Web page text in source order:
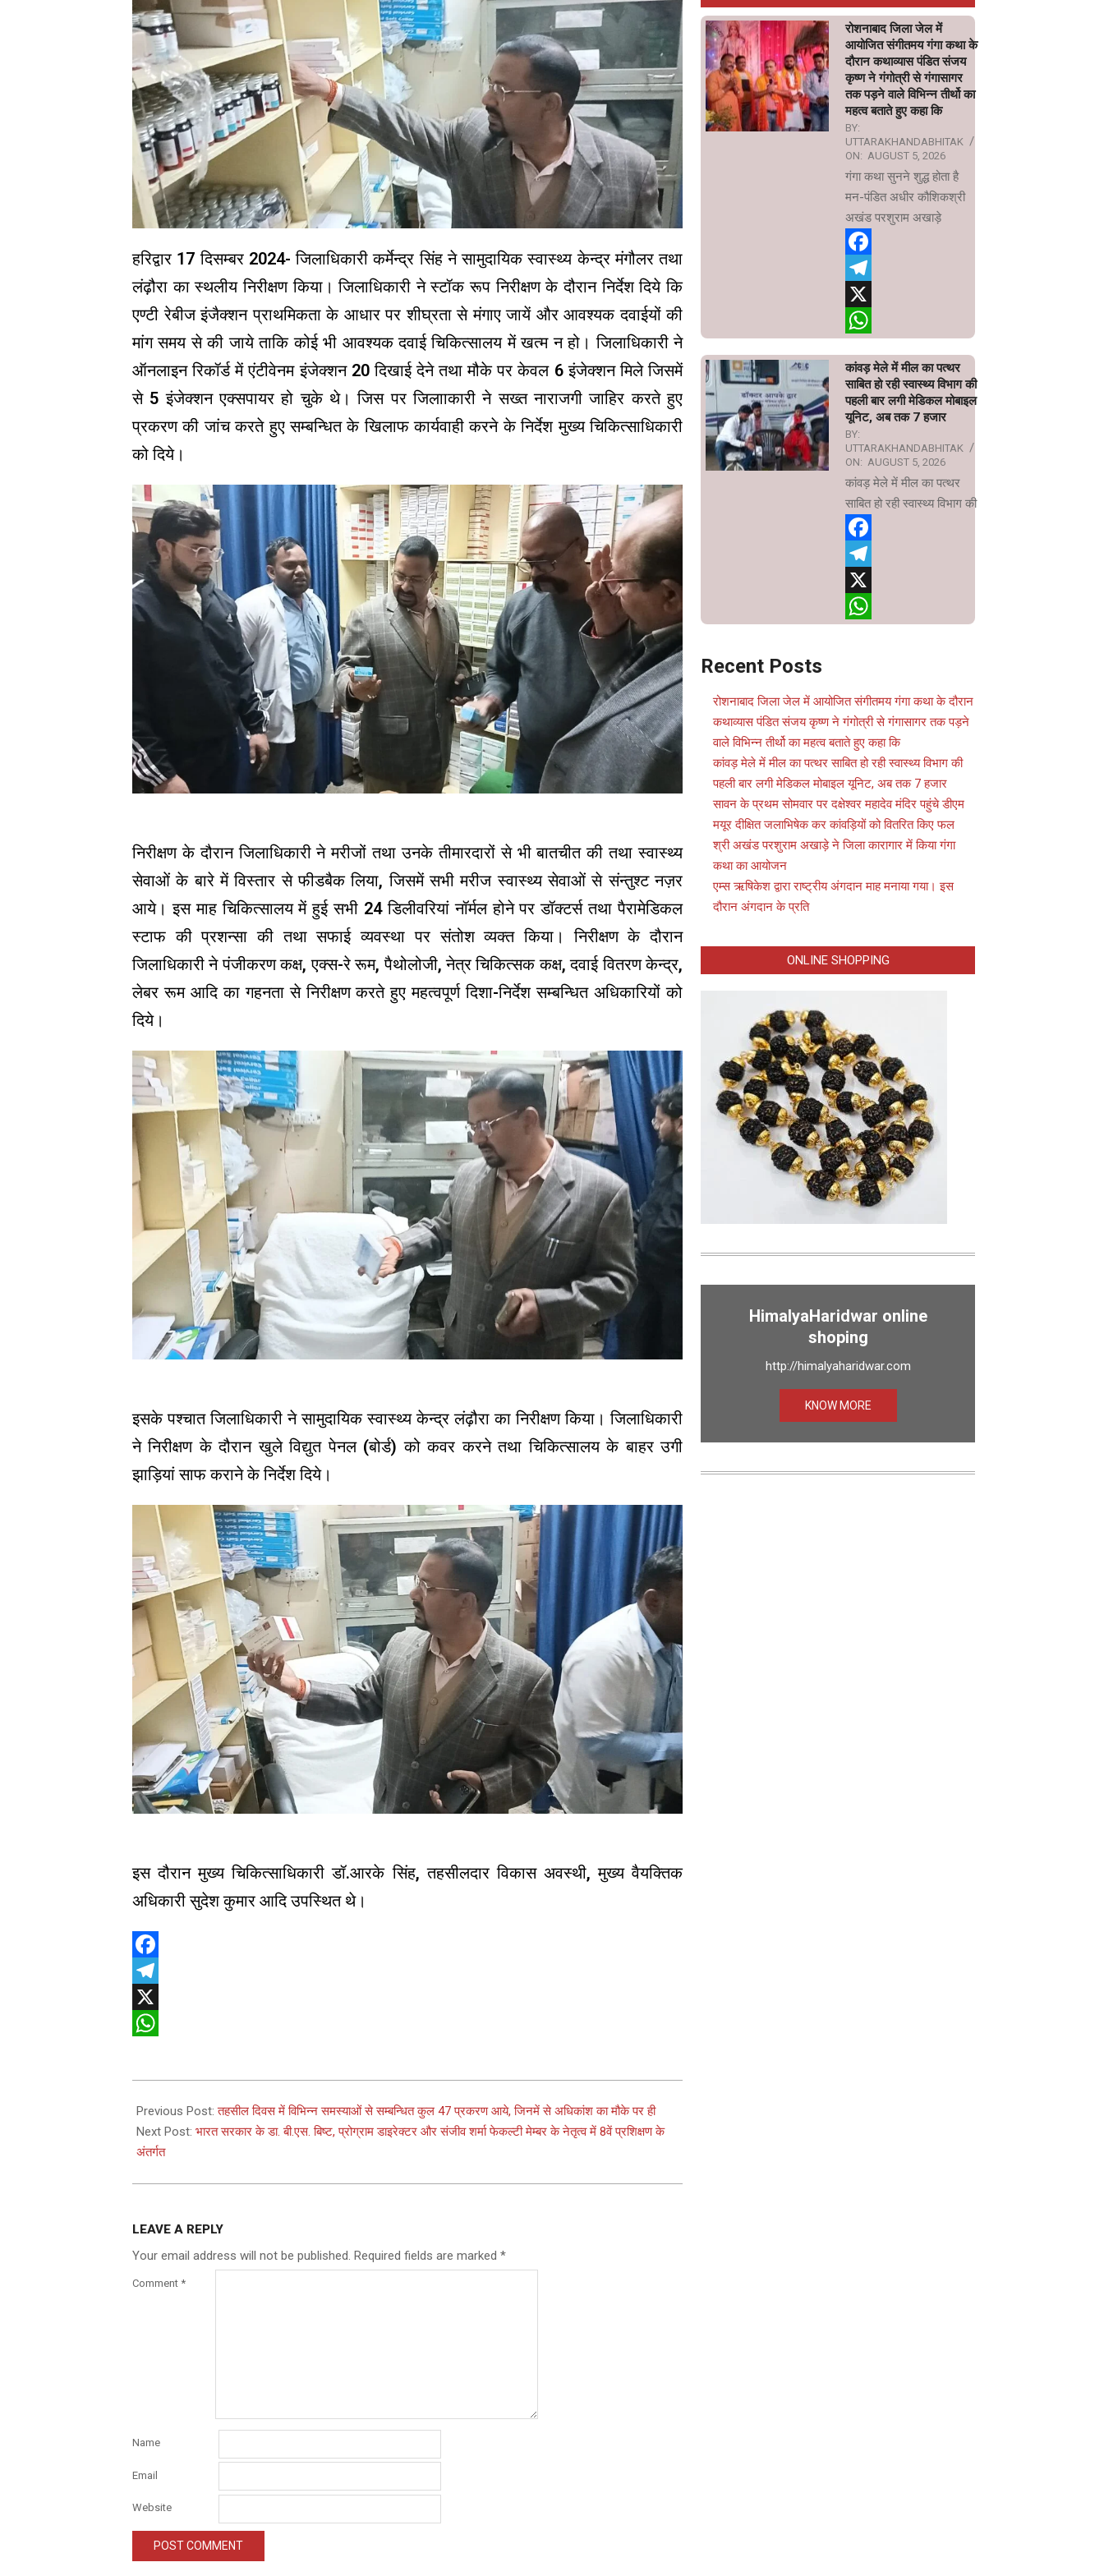
हरिद्वार 17 दिसम्बर 2024- जिलाधिकारी कर्मेन्द्र सिंह ने सामुदायिक स्वास्थ्य केन्द्र मंगौलर तथा
लंढ़ौरा का स्थलीय निरीक्षण किया। जिलाधिकारी ने स्टॉक रूप निरीक्षण के दौरान निर्देश दिये कि
एण्टी रेबीज इंजैक्शन प्राथमिकता के आधार पर शीघ्रता से मंगाए जायें और आवश्यक दवाईयों की
मांग समय से की जाये ताकि कोई भी आवश्यक दवाई चिकित्सालय में खत्म न हो। जिलाधिकारी ने
ऑनलाइन रिकॉर्ड में एंटीवेनम इंजेक्शन 20 दिखाई देने तथा मौके पर केवल 6 इंजेक्शन मिले जिसमें
से 5 इंजेक्शन एक्सपायर हो चुके थे। जिस पर जिलााकारी ने सख्त नाराजगी जाहिर करते हुए
प्रकरण की जांच करते हुए सम्बन्धित के खिलाफ कार्यवाही करने के निर्देश मुख्य चिकित्साधिकारी
को दिये।
निरीक्षण के दौरान जिलाधिकारी ने मरीजों तथा उनके तीमारदारों से भी बातचीत की तथा स्वास्थ्य
सेवाओं के बारे में विस्तार से फीडबैक लिया, जिसमें सभी मरीज स्वास्थ्य सेवाओं से संन्तुश्ट नज़र
आये। इस माह चिकित्सालय में हुई सभी 24 डिलीवरियां नॉर्मल होने पर डॉक्टर्स तथा पैरामेडिकल
स्टाफ की प्रशन्सा की तथा सफाई व्यवस्था पर संतोश व्यक्त किया। निरीक्षण के दौरान
जिलाधिकारी ने पंजीकरण कक्ष, एक्स-रे रूम, पैथोलोजी, नेत्र चिकित्सक कक्ष, दवाई वितरण केन्द्र,
लेबर रूम आदि का गहनता से निरीक्षण करते हुए महत्वपूर्ण दिशा-निर्देश सम्बन्धित अधिकारियों को
दिये।
इसके पश्चात जिलाधिकारी ने सामुदायिक स्वास्थ्य केन्द्र लंढ़ौरा का निरीक्षण किया। जिलाधिकारी
ने निरीक्षण के दौरान खुले विद्युत पेनल (बोर्ड) को कवर करने तथा चिकित्सालय के बाहर उगी
झाड़ियां साफ कराने के निर्देश दिये।
इस दौरान मुख्य चिकित्साधिकारी डॉ.आरके सिंह, तहसीलदार विकास अवस्थी, मुख्य वैयक्तिक
अधिकारी सुदेश कुमार आदि उपस्थित थे।
Facebook
Telegram
X
12-
17
Previous Post:तहसील दिवस में विभिन्न समस्याओं से सम्बन्धित कुल 47 प्रकरण आये, जिनमें से अधिकांश का मौके पर ही
Next Post: भारत सरकार के डा. बी.एस. बिष्ट, प्रोग्राम डाइरेक्टर और संजीव शर्मा फेकल्टी मेम्बर के नेतृत्व में 8वें प्रशिक्षण के
अंतर्गत
LEAVE A REPLY
Your email address will not be published. Required fields are marked *
Comment *
Name
Email
Website
रोशनाबाद जिला जेल में
आयोजित संगीतमय गंगा कथा के
दौरान कथाव्यास पंडित संजय
कृष्ण ने गंगोत्री से गंगासागर
तक पड़ने वाले विभिन्न तीर्थो का
महत्व बताते हुए कहा कि
BY:
UTTARAKHANDABHITAK
ON: AUGUST 5, 2026
गंगा कथा सुनने शुद्ध होता है
मन-पंडित अधीर कौशिकश्री
अखंड परशुराम अखाड़े
Facebook
Telegram
X
कांवड़ मेले में मील का पत्थर
साबित हो रही स्वास्थ्य विभाग की
पहली बार लगी मेडिकल मोबाइल
यूनिट, अब तक 7 हजार
BY:
UTTARAKHANDABHITAK
ON: AUGUST 5, 2026
कांवड़ मेले में मील का पत्थर
साबित हो रही स्वास्थ्य विभाग की
Facebook
Telegram
X
Recent Posts
रोशनाबाद जिला जेल में आयोजित संगीतमय गंगा कथा के दौरान
कथाव्यास पंडित संजय कृष्ण ने गंगोत्री से गंगासागर तक पड़ने
वाले विभिन्न तीर्थो का महत्व बताते हुए कहा कि
कांवड़ मेले में मील का पत्थर साबित हो रही स्वास्थ्य विभाग की
पहली बार लगी मेडिकल मोबाइल यूनिट, अब तक 7 हजार
सावन के प्रथम सोमवार पर दक्षेश्वर महादेव मंदिर पहुंचे डीएम
मयूर दीक्षित जलाभिषेक कर कांवड़ियों को वितरित किए फल
श्री अखंड परशुराम अखाड़े ने जिला कारागार में किया गंगा
कथा का आयोजन
एम्स ऋषिकेश द्वारा राष्ट्रीय अंगदान माह मनाया गया। इस
दौरान अंगदान के प्रति
ONLINE SHOPPING
HimalyaHaridwar online
shoping
http://himalyaharidwar.com
KNOW MORE